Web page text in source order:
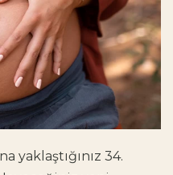
yaklaştığınız 34.